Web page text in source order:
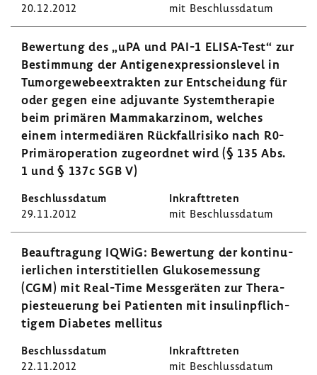
20.12.2012 mit Beschluss­datum
Bewer­tung des „uPA und PAI-1 ELISA-​Test“ zur
Bestim­mung der Anti­gen­ex­pres­si­ons­level in
Tumor­ge­we­be­ex­trakten zur Entschei­dung für
oder gegen eine adju­vante System­the­rapie
beim primären Mamma­kar­zinom, welches
einem inter­me­diären Rück­fall­ri­siko nach R0-​
Primäroperation zuge­ordnet wird (§ 135 Abs.
1 und § 137c SGB V)
29.11.2012 mit Beschluss­datum
Beauf­tra­gung IQWiG: Bewer­tung der konti­nu­
ier­li­chen inter­s­ti­ti­ellen Gluko­se­mes­sung
(CGM) mit Real-​Time Mess­ge­räten zur Thera­
pie­steue­rung bei Pati­enten mit insu­lin­pflich­
tigem Diabetes mellitus
22.11.2012 mit Beschluss­datum